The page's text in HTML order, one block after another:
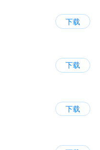
下载
下载
下载